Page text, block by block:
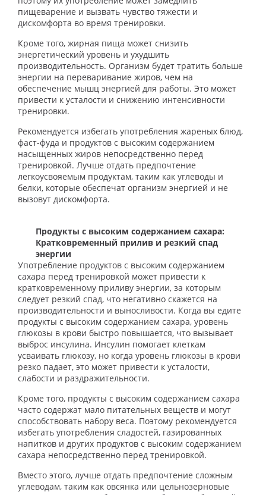
пищеварение и вызвать чувство тяжести и
дискомфорта во время тренировки.
Кроме того, жирная пища может снизить
энергетический уровень и ухудшить
производительность. Организм будет тратить больше
энергии на переваривание жиров, чем на
обеспечение мышц энергией для работы. Это может
привести к усталости и снижению интенсивности
тренировки.
Рекомендуется избегать употребления жареных блюд,
фаст-фуда и продуктов с высоким содержанием
насыщенных жиров непосредственно перед
тренировкой. Лучше отдать предпочтение
легкоусвояемым продуктам, таким как углеводы и
белки, которые обеспечат организм энергией и не
вызовут дискомфорта.
Продукты с высоким содержанием сахара:
Кратковременный прилив и резкий спад
энергии
Употребление продуктов с высоким содержанием
сахара перед тренировкой может привести к
кратковременному приливу энергии, за которым
следует резкий спад, что негативно скажется на
производительности и выносливости. Когда вы едите
продукты с высоким содержанием сахара, уровень
глюкозы в крови быстро повышается, что вызывает
выброс инсулина. Инсулин помогает клеткам
усваивать глюкозу, но когда уровень глюкозы в крови
резко падает, это может привести к усталости,
слабости и раздражительности.
Кроме того, продукты с высоким содержанием сахара
часто содержат мало питательных веществ и могут
способствовать набору веса. Поэтому рекомендуется
избегать употребления сладостей, газированных
напитков и других продуктов с высоким содержанием
сахара непосредственно перед тренировкой.
Вместо этого, лучше отдать предпочтение сложным
углеводам, таким как овсянка или цельнозерновые